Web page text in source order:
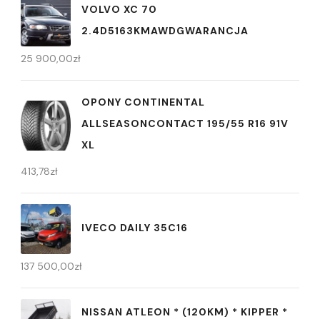
VOLVO XC 70
2.4D5163KMAWDGWARANCJA
25 900,00zł
OPONY CONTINENTAL
ALLSEASONCONTACT 195/55 R16 91V
XL
413,78zł
IVECO DAILY 35C16
137 500,00zł
NISSAN ATLEON * (120KM) * KIPPER *